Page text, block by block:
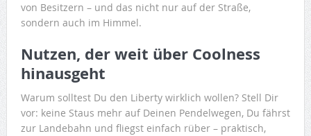
von Besitzern – und das nicht nur auf der Straße,
sondern auch im Himmel.
Nutzen, der weit über Coolness
hinausgeht
Warum solltest Du den Liberty wirklich wollen? Stell Dir
vor: keine Staus mehr auf Deinen Pendelwegen, Du fährst
zur Landebahn und fliegst einfach rüber – praktisch,